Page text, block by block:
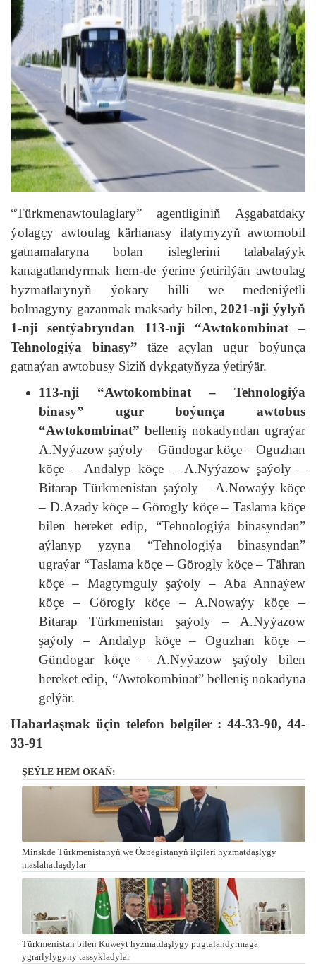
“Türkmenawtoulaglary” agentliginiň Aşgabatdaky
ýolagçy awtoulag kärhanasy ilatymyzyň awtomobil
gatnamalaryna bolan isleglerini talabalaýyk
kanagatlandyrmak hem-de ýerine ýetirilýän awtoulag
hyzmatlarynyň ýokary hilli we medeniýetli
bolmagyny gazanmak maksady bilen,2021-nji ýylyň
1-nji sentýabryndan 113-nji “Awtokombinat –
Tehnologiýa binasy” täze açylan ugur boýunça
gatnaýan awtobusy Siziň dykgatyňyza ýetirýär.
113-nji “Awtokombinat – Tehnologiýa
binasy” ugur boýunça awtobus
“Awtokombinat” belleniş nokadyndan ugraýar
A.Nyýazow şaýoly – Gündogar köçe – Oguzhan
köçe – Andalyp köçe – A.Nyýazow şaýoly –
Bitarap Türkmenistan şaýoly – A.Nowaýy köçe
– D.Azady köçe – Görogly köçe – Taslama köçe
bilen hereket edip, “Tehnologiýa binasyndan”
aýlanyp yzyna “Tehnologiýa binasyndan”
ugraýar “Taslama köçe – Görogly köçe – Tähran
köçe – Magtymguly şaýoly – Aba Annaýew
köçe – Görogly köçe – A.Nowaýy köçe –
Bitarap Türkmenistan şaýoly – A.Nyýazow
şaýoly – Andalyp köçe – Oguzhan köçe –
Gündogar köçe – A.Nyýazow şaýoly bilen
hereket edip, “Awtokombinat” belleniş nokadyna
gelýär.
Habarlaşmak üçin telefon belgiler : 44-33-90, 44-
33-91
ŞEÝLE HEM OKAŇ:
Minskde Türkmenistanyň we Özbegistanyň ilçileri hyzmatdaşlygy
maslahatlaşdylar
Türkmenistan bilen Kuweýt hyzmatdaşlygy pugtalandyrmaga
ygrarlylygyny tassykladylar